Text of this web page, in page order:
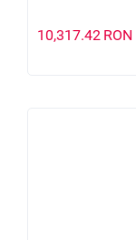
10,317.42 RON